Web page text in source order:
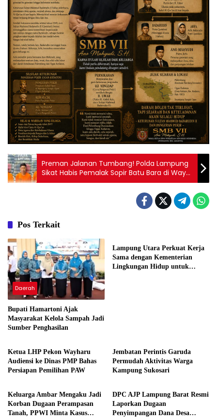
Preman Jalanan Tumbang! Polda Lampung
Sikat Habis Pemalak Sopir Batu Bara di Way
Kanan
Pos Terkait
Daerah
Bupati Hamartoni Ajak
Masyarakat Kelola Sampah Jadi
Sumber Penghasilan
Lampung Utara Perkuat Kerja
Sama dengan Kementerian
Lingkungan Hidup untuk
Daerah
Ketua LHP Pekon Wayharu
Audiensi ke Dinas PMP Bahas
Persiapan Pemilihan PAW
Jembatan Perintis Garuda
Permudah Aktivitas Warga
Kampung Sukosari
Daerah
Keluarga Ambar Mengaku Jadi
Korban Dugaan Perampasan
Tanah, PPWI Minta Kasus
Daerah
DPC AJP Lampung Barat Resmi
Laporkan Dugaan
Penyimpangan Dana Desa